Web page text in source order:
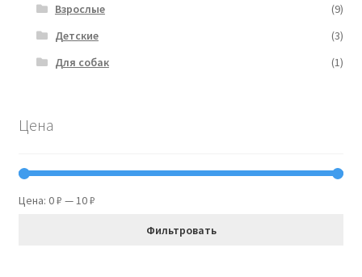
Взрослые
(9)
Детские
(3)
Для собак
(1)
Цена
Фильтровать
Цена: 0 ₽ —10 ₽